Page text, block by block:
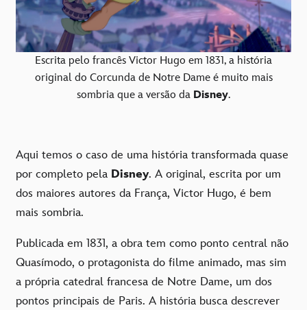
Escrita pelo francês Victor Hugo em 1831, a história
original do Corcunda de Notre Dame é muito mais
sombria que a versão da Disney.
Aqui temos o caso de uma história transformada quase
por completo pela Disney. A original, escrita por um
dos maiores autores da França, Victor Hugo, é bem
mais sombria.
Publicada em 1831, a obra tem como ponto central não
Quasímodo, o protagonista do filme animado, mas sim
a própria catedral francesa de Notre Dame, um dos
pontos principais de Paris. A história busca descrever